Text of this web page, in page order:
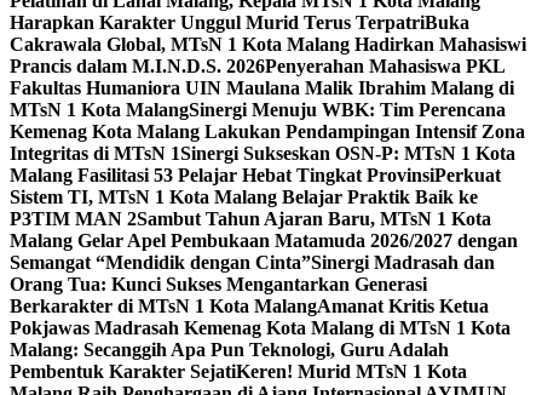
Harapkan Karakter Unggul Murid Terus TerpatriBuka
Cakrawala Global, MTsN 1 Kota Malang Hadirkan Mahasiswi
Prancis dalam M.I.N.D.S. 2026Penyerahan Mahasiswa PKL
Fakultas Humaniora UIN Maulana Malik Ibrahim Malang di
MTsN 1 Kota MalangSinergi Menuju WBK: Tim Perencana
Kemenag Kota Malang Lakukan Pendampingan Intensif Zona
Integritas di MTsN 1Sinergi Sukseskan OSN-P: MTsN 1 Kota
Malang Fasilitasi 53 Pelajar Hebat Tingkat ProvinsiPerkuat
Sistem TI, MTsN 1 Kota Malang Belajar Praktik Baik ke
P3TIM MAN 2Sambut Tahun Ajaran Baru, MTsN 1 Kota
Malang Gelar Apel Pembukaan Matamuda 2026/2027 dengan
Semangat “Mendidik dengan Cinta”Sinergi Madrasah dan
Orang Tua: Kunci Sukses Mengantarkan Generasi
Berkarakter di MTsN 1 Kota MalangAmanat Kritis Ketua
Pokjawas Madrasah Kemenag Kota Malang di MTsN 1 Kota
Malang: Secanggih Apa Pun Teknologi, Guru Adalah
Pembentuk Karakter SejatiKeren! Murid MTsN 1 Kota